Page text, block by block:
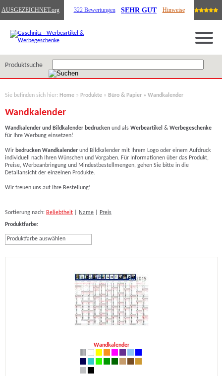
AUSGEZEICHNET.org 322 Bewertungen SEHR GUT Hinweise
Produktsuche
Sie befinden sich hier: Home » Produkte » Büro & Papier » Wandkalender
Wandkalender
Wandkalender und Bildkalender bedrucken und als Werbeartikel & Werbegeschenke
für Ihre Werbung einsetzen!
Wir bedrucken Wandkalender und Bildkalender mit Ihrem Logo oder einem Aufdruck
individuell nach Ihren Wünschen und Vorgaben. Für Informationen über das Produkt,
Preise, Werbeanbringung und Mindestbestellmengen, gehen Sie bitte in die
Detailansicht der einzelnen Produkte.
Wir freuen uns auf Ihre Bestellung!
Sortierung nach: Beliebtheit Name
Preis
Produktfarbe:
Produktfarbe auswählen
Wandkalender